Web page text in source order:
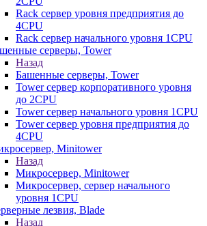
Rack сервер уровня предприятия до
4CPU
Rack сервер начального уровня 1CPU
серверы, Tower
Назад
Башенные серверы, Tower
Tower сервер корпоративного уровня
до 2CPU
Tower сервер начального уровня 1CPU
Tower сервер уровня предприятия до
4CPU
Minitower
Назад
Микросервер, Minitower
Микросервер, сервер начального
уровня 1CPU
лезвия, Blade
Назад